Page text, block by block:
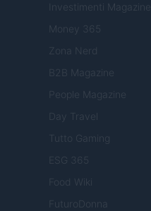
Investimenti Magazine
Money 365
Zona Nerd
B2B Magazine
People Magazine
Day Travel
Tutto Gaming
ESG 365
Food Wiki
FuturoDonna